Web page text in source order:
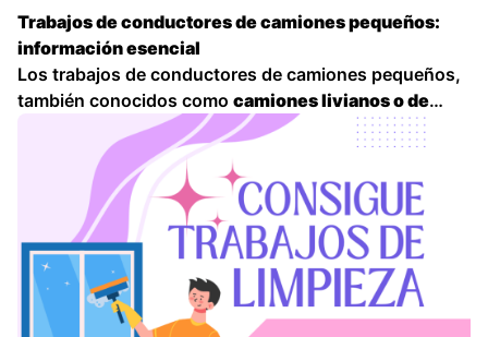
Trabajos de conductores de camiones pequeños:
información esencial
Los trabajos de conductores de camiones pequeños,
también conocidos como camiones livianos o de
, son una opción laboralen constante
. Si te atrae la idea de conducir, explorar
nuevos lugares y trabajar con diferentes tipos de
personas, este podría ser …